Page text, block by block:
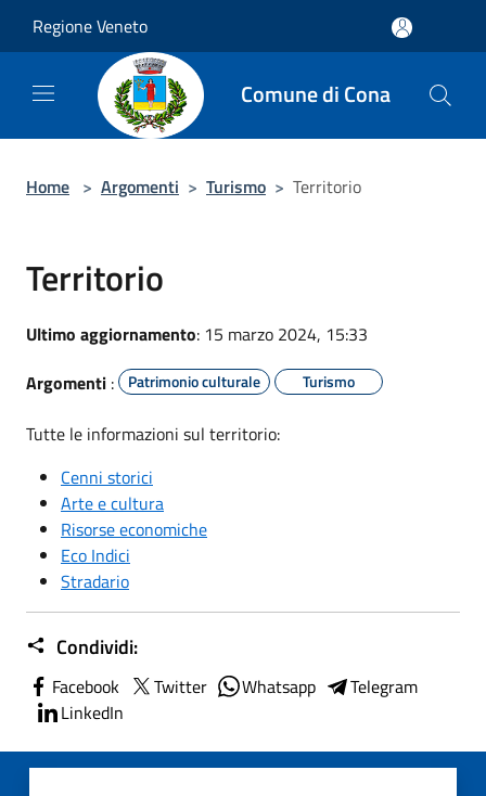
Regione Veneto
Comune di Cona
Home > Argomenti > Turismo > Territorio
Territorio
Ultimo aggiornamento: 15 marzo 2024, 15:33
Argomenti : Patrimonio culturale Turismo
Tutte le informazioni sul territorio:
Cenni storici
Arte e cultura
Risorse economiche
Eco Indici
Stradario
Condividi:
Facebook Twitter Whatsapp
Telegram
LinkedIn